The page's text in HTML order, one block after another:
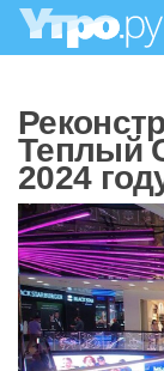
Теплый
2024